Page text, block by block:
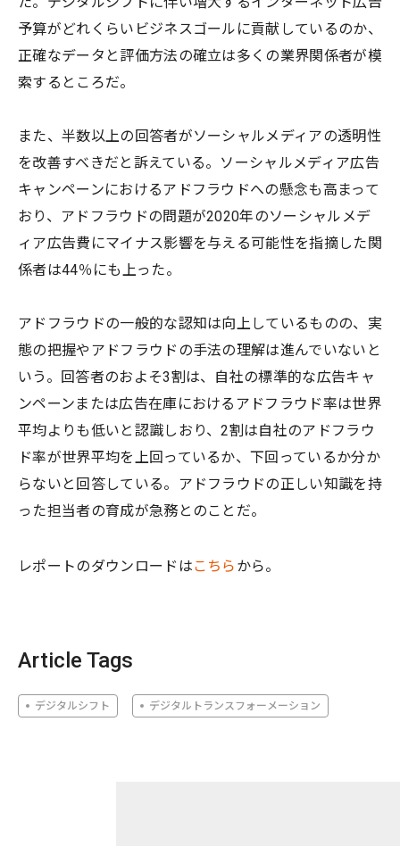
予算がどれくらいビジネスゴールに貢献しているのか、
正確なデータと評価方法の確立は多くの業界関係者が模
索するところだ。
また、半数以上の回答者がソーシャルメディアの透明性
を改善すべきだと訴えている。ソーシャルメディア広告
キャンペーンにおけるアドフラウドへの懸念も高まって
おり、アドフラウドの問題が2020年のソーシャルメデ
ィア広告費にマイナス影響を与える可能性を指摘した関
係者は44％にも上った。
アドフラウドの一般的な認知は向上しているものの、実
態の把握やアドフラウドの手法の理解は進んでいないと
いう。回答者のおよそ3割は、自社の標準的な広告キャ
ンペーンまたは広告在庫におけるアドフラウド率は世界
平均よりも低いと認識しおり、2割は自社のアドフラウ
ド率が世界平均を上回っているか、下回っているか分か
らないと回答している。アドフラウドの正しい知識を持
った担当者の育成が急務とのことだ。
レポートのダウンロードはこちら から。
Article Tags
デジタルシフト デジタルトランスフォーメーション